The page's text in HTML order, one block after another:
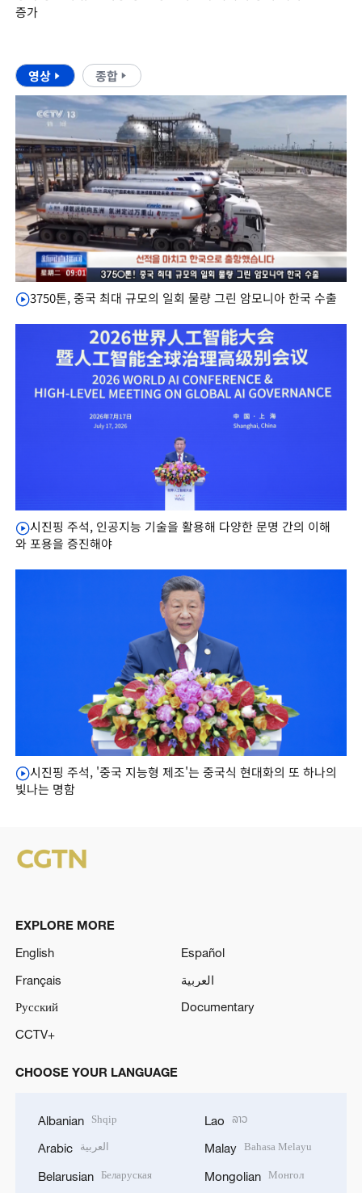
증가
영상 종합
3750톤, 중국 최대 규모의 일회 물량 그린 암모니아 한국 수출
시진핑 주석, 인공지능 기술을 활용해 다양한 문명 간의 이해
와 포용을 증진해야
시진핑 주석, '중국 지능형 제조'는 중국식 현대화의 또 하나의
빛나는 명함
EXPLORE MORE
English
Español
Français
العربية
Русский
Documentary
CCTV+
CHOOSE YOUR LANGUAGE
Albanian Shqip
Arabic العربية
Belarusian Беларуская
Lao ລາວ
Malay Bahasa Melayu
Mongolian Монгол